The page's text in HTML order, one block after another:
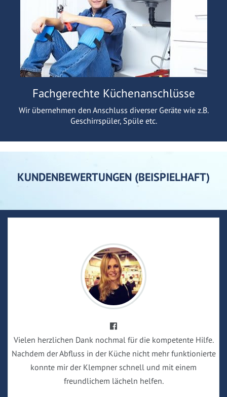
Fachgerechte Küchenanschlüsse
Wir übernehmen den Anschluss diverser Geräte wie z.B.
Geschirrspüler, Spüle etc.
KUNDENBEWERTUNGEN (BEISPIELHAFT)
Vielen herzlichen Dank nochmal für die kompetente Hilfe.
Nachdem der Abfluss in der Küche nicht mehr funktionierte
konnte mir der Klempner schnell und mit einem
freundlichem lächeln helfen.